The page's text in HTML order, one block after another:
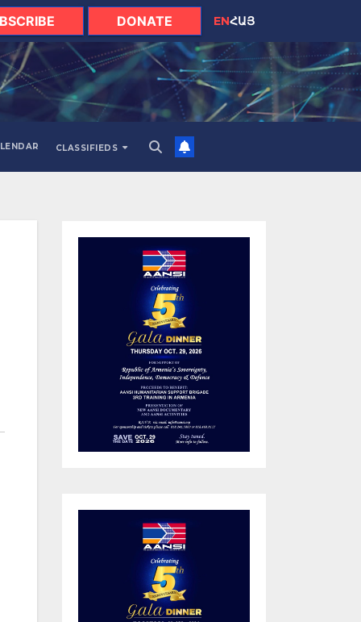
DONATE ENՀԱՅ
CLASSIFIEDS